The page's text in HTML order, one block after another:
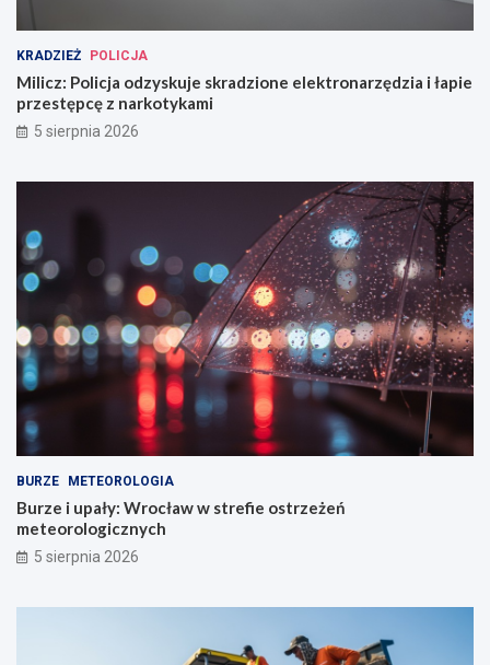
KRADZIEŻ POLICJA
Milicz: Policja odzyskuje skradzione elektronarzędzia i łapie
przestępcę z narkotykami
5 sierpnia 2026
BURZE METEOROLOGIA
Burze i upały: Wrocław w strefie ostrzeżeń
meteorologicznych
5 sierpnia 2026